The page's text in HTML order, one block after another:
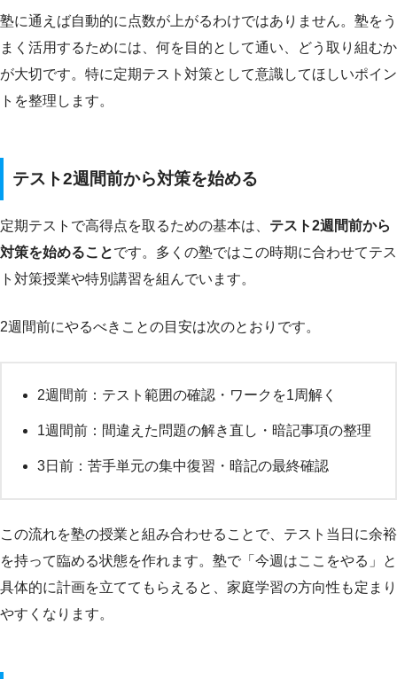
塾に通えば自動的に点数が上がるわけではありません。塾をう
まく活用するためには、何を目的として通い、どう取り組むか
が大切です。特に定期テスト対策として意識してほしいポイン
トを整理します。
テスト2週間前から対策を始める
定期テストで高得点を取るための基本は、 テスト2週間前から
対策を始めることです。多くの塾ではこの時期に合わせてテス
ト対策授業や特別講習を組んでいます。
2週間前にやるべきことの目安は次のとおりです。
2週間前：テスト範囲の確認・ワークを1周解く
1週間前：間違えた問題の解き直し・暗記事項の整理
3日前：苦手単元の集中復習・暗記の最終確認
この流れを塾の授業と組み合わせることで、テスト当日に余裕
を持って臨める状態を作れます。塾で「今週はここをやる」と
具体的に計画を立ててもらえると、家庭学習の方向性も定まり
やすくなります。